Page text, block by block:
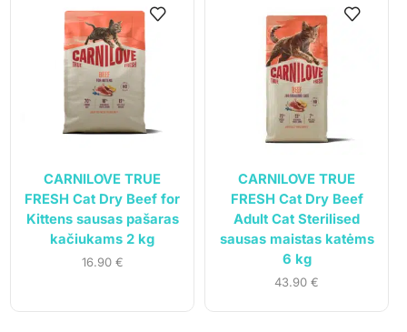
CARNILOVE TRUE
FRESH Cat Dry Beef for
Kittens sausas pašaras
kačiukams 2 kg
16.90 €
CARNILOVE TRUE
FRESH Cat Dry Beef
Adult Cat Sterilised
sausas maistas katėms
6 kg
43.90 €
Privatumo politika
Pristatymo sąlygos
Klientams
Mano paskyra